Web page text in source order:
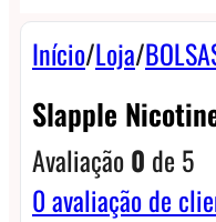
Início/Loja/
Slapple
Avaliação0 de 5
0avaliação de